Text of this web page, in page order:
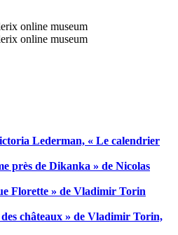
Lederman, « Le calendrier
près de Dikanka » de Nicolas
Florette » de Vladimir Torin
des châteaux » de Vladimir Torin,